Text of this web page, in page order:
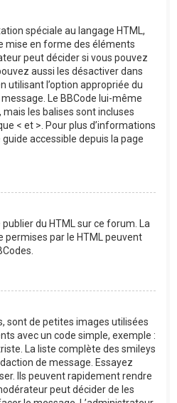
spéciale au langage HTML,
mise en forme des éléments
peut décider si vous pouvez
aussi les désactiver dans
utilisant l’option appropriée du
Le BBCode lui-même
les balises sont incluses
< et >. Pour plus d’informations
accessible depuis la page
publier du HTML sur ce forum. La
par le HTML peuvent
sont de petites images utilisées
avec un code simple, exemple :
La liste complète des smileys
de message. Essayez
Ils peuvent rapidement rendre
peut décider de les